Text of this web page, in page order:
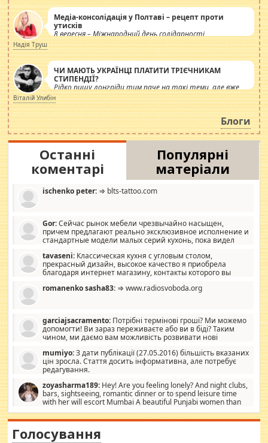
Медіа-консолідація у Полтаві – рецепт проти
утисків
8 вересня – Міжнародний день солідарності
журналістів.
Надія Труш
ЧИ МАЮТЬ УКРАЇНЦІ ПЛАТИТИ ТРІЄЧНИКАМ
СТИПЕНДІЇ?
Рідко пишу лонгріди тим паче на такі теми, але вже
просто дістало! Обурюють сьогоднішні інсенуації
навколо стипендіального питання. Штучно
роздувається ще одна соціальна катастрофа.
Віталій Улибін
Блоги
Останні
коментарі
Популярні
матеріали
ischenko peter: ⇒ blts-tattoo.com
Gor:Сейчас рынок мебели чрезвычайно насыщен,
причем предлагают реально эксклюзивное исполнение и
стандартные модели малых серий кухонь, пока видел
стандартные формы, в MebelOk, креативненько и что главное -
со вкусом все в порядке, без ненужных наворотов удорожающих
мебель, а это не последний фактор.
tavaseni: Классическая кухня с угловым столом,
прекрасный дизайн, высокое качество я приобрела
благодаря интернет магазину, контакты которого вы
romanenko sasha83: ⇒ www.radiosvoboda.org
garciajsacramento: Потрібні термінові гроші? Ми можемо
допомогти! Ви зараз переживаєте або ви в біді? Таким
чином, ми даємо вам можливість розвивати нові
допомагати людям, які намагаються дати їм шанс. Кожен
заслуговує на другий шанс, і, оскільки влада не зможе, вони
повинні приймати від інших. Для нас нема багато суми, і зрілість
витрат, а тільки узгоджених сум і нічого іншого. Не чекайте і не
коментуйте цей пост. Введіть суму, яку ви хочете подати, і ми
зв'яжемося з вами з усіма варіантами. зв'яжіться з нами
сьогодні на garciajsacramento@gmail.com Вам потрібні термінові
гроші? Ми можемо допомогти!
mumiyo:З дати публікації (27.05.2016) більшість вказаних
цін зросла. Стаття досить інформативна, але потребує
редагування.
zoyasharma189: Hey! Are you feeling lonely? And night clubs,
bars, sightseeing, romantic dinner or to spend leisure time
with her will escort Mumbai A beautiful Punjabi women than
sexy escort companion in arms that you guys feel like 5 star luxury
hotel had to spend the night in their search for loved solitaire free
woman "Love Solitaire" beautiful figure and shapely body shapes.
Голосування